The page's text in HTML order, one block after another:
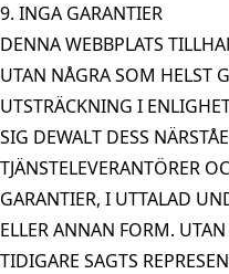
9. INGA GARANTIER
DENNA WEBBPLATS
UTAN NÅGRA SOM HELST
UTSTRÄCKNING I
SIG DEWALT DESS
TJÄNSTELEVERANTÖRER
GARANTIER, I UTTALAD
ELLER ANNAN FORM.
TIDIGARE SAGTS